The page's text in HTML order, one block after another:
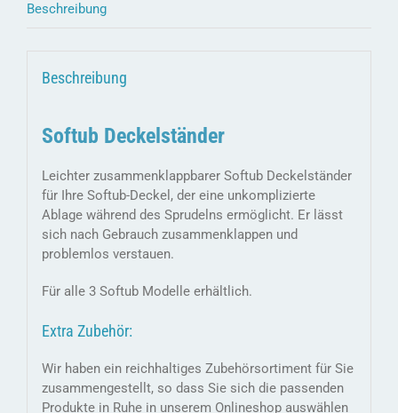
Beschreibung
Beschreibung
Softub Deckelständer
Leichter zusammenklappbarer Softub Deckelständer
für Ihre Softub-Deckel, der eine unkomplizierte
Ablage während des Sprudelns ermöglicht. Er lässt
sich nach Gebrauch zusammenklappen und
problemlos verstauen.
Für alle 3 Softub Modelle erhältlich.
Extra Zubehör:
Wir haben ein reichhaltiges Zubehörsortiment für Sie
zusammengestellt, so dass Sie sich die passenden
Produkte in Ruhe in unserem Onlineshop auswählen